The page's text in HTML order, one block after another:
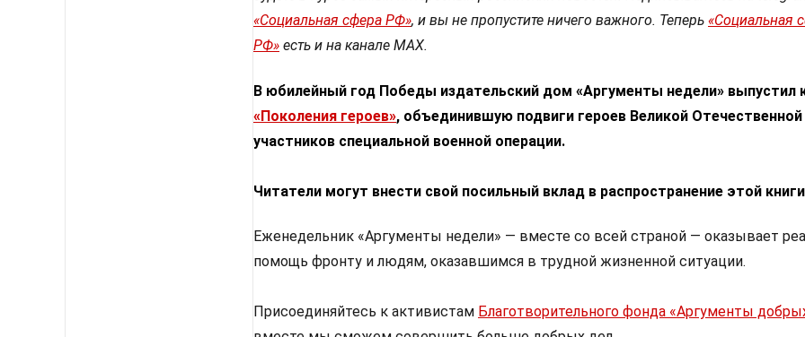
«Социальная сфера РФ», и вы не пропустите ничего важного. Теперь «Социальная
РФ» есть и на канале МАХ.
В юбилейный год Победы издательский дом «Аргументы недели» выпустил
«Поколения героев», объединившую подвиги героев Великой
участников специальной военной операции.
Читатели могут внести свой посильный вклад в распространение этой
Еженедельник «Аргументы недели» — вместе со всей страной — оказывает
помощь фронту и людям, оказавшимся в трудной жизненной ситуации.
Присоединяйтесь к активистам Благотворительного фонда «Аргументы